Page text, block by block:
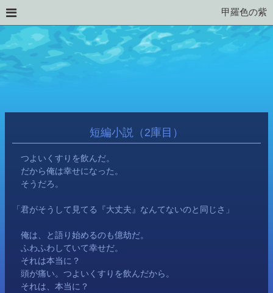
甲羅色の紫
短編小説（2庫目）
つよいくすりを飲んだ。
だから俺は幸せになった。
そうだろ。
「君がそうして見てる『大丈夫』なんてないのと同じさ」
俺は、と語り始めるのも億劫だ。
ふわふわしていて幸せだ。
それは本当に？
頭が痛い。つよいくすりを飲んだから。
それは、本当に？